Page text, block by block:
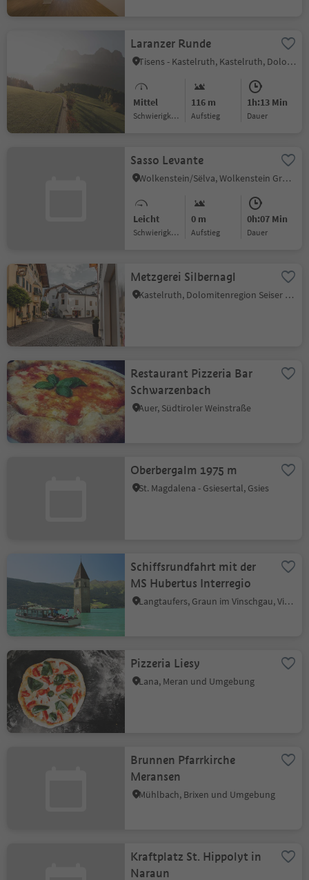
Laranzer Runde
Tisens - Kastelruth, Kastelruth, Dolomitenregion Seiser Alm
Mittel
Schwierigkeitsgrad
116 m
Aufstieg
1h:13 Min
Dauer
Sasso Levante
Wolkenstein/Sëlva, Wolkenstein Gröden, Dolomitenregion Gröden
Leicht
Schwierigkeitsgrad
0 m
Aufstieg
0h:07 Min
Dauer
Metzgerei Silbernagl
Kastelruth, Dolomitenregion Seiser Alm
Restaurant Pizzeria Bar
Schwarzenbach
Auer, Südtiroler Weinstraße
Oberbergalm 1975 m
St. Magdalena - Gsiesertal, Gsies
Schiffsrundfahrt mit der
MS Hubertus Interregio
Langtaufers, Graun im Vinschgau, Vinschgau
Pizzeria Liesy
Lana, Meran und Umgebung
Brunnen Pfarrkirche
Meransen
Mühlbach, Brixen und Umgebung
Kraftplatz St. Hippolyt in
Naraun